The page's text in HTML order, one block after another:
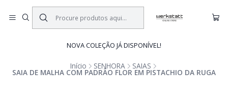
NOVA COLEÇÃO JÁ DISPONÍVEL!
Início SENHORA SAIAS
SAIA DE MALHA COM PADRÃO FLOR EM PISTACHIO DA RUGA